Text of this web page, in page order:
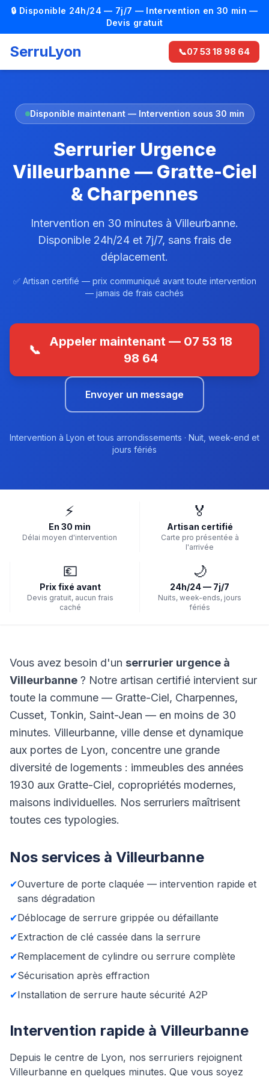
🔒 Disponible 24h/24 — 7j/7 — Intervention en 30 min —
Devis gratuit
SerruLyon 📞07 53 18 98 64
Disponible maintenant — Intervention sous 30 min
Serrurier Urgence
Villeurbanne — Gratte-Ciel
& Charpennes
Intervention en 30 minutes à Villeurbanne.
Disponible 24h/24 et 7j/7, sans frais de
déplacement.
✅ Artisan certifié — prix communiqué avant toute intervention
— jamais de frais cachés
📞
Appeler maintenant — 07 53 18
98 64
Envoyer un message
Intervention à Lyon et tous arrondissements · Nuit, week-end et
jours fériés
⚡
En 30 min
Délai moyen d'intervention
🏅
Artisan certifié
Carte pro présentée à
l'arrivée
💶
Prix fixé avant
Devis gratuit, aucun frais
caché
🌙
24h/24 — 7j/7
Nuits, week-ends, jours
fériés
Vous avez besoin d'un serrurier urgence à
Villeurbanne ? Notre artisan certifié intervient sur
toute la commune — Gratte-Ciel, Charpennes,
Cusset, Tonkin, Saint-Jean — en moins de 30
minutes. Villeurbanne, ville dense et dynamique
aux portes de Lyon, concentre une grande
diversité de logements : immeubles des années
1930 aux Gratte-Ciel, copropriétés modernes,
maisons individuelles. Nos serruriers maîtrisent
toutes ces typologies.
Nos services à Villeurbanne
✔Ouverture de porte claquée — intervention rapide et
sans dégradation
✔Déblocage de serrure grippée ou défaillante
✔Extraction de clé cassée dans la serrure
✔Remplacement de cylindre ou serrure complète
✔Sécurisation après effraction
✔Installation de serrure haute sécurité A2P
Intervention rapide à Villeurbanne
Depuis le centre de Lyon, nos serruriers rejoignent
Villeurbanne en quelques minutes. Que vous soyez